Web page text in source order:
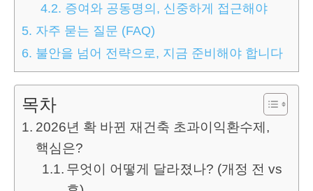
4.2. 증여와 공동명의, 신중하게 접근해야
5. 자주 묻는 질문 (FAQ)
6. 불안을 넘어 전략으로, 지금 준비해야 합니다
목차
2026년 확 바뀐 재건축 초과이익환수제,
핵심은?
무엇이 어떻게 달라졌나? (개정 전 vs